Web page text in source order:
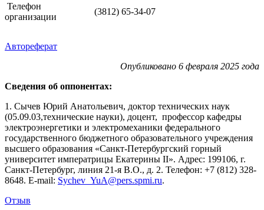
Телефон
организации
(3812) 65-34-07
Автореферат
Опубликовано 6 февраля 2025 года
Сведения об оппонентах:
1. Сычев Юрий Анатольевич, доктор технических наук
(05.09.03,технические науки), доцент, профессор кафедры
электроэнергетики и электромеханики федерального
государственного бюджетного образовательного учреждения
высшего образования «Санкт-Петербургский горный
университет императрицы Екатерины II». Адрес: 199106, г.
Санкт-Петербург, линия 21-я В.О., д. 2. Телефон: +7 (812) 328-
8648. E-mail: Sychev_YuA@pers.spmi.ru.
Отзыв